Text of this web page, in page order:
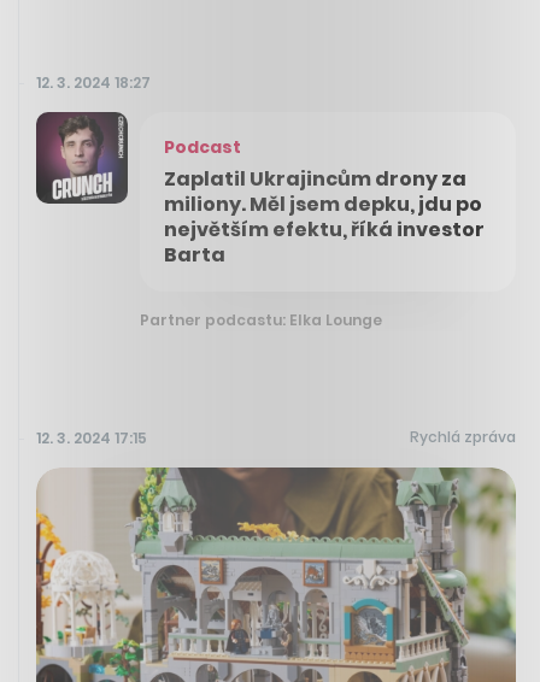
12. 3. 2024 18:27
Podcast
Zaplatil Ukrajincům drony za
miliony. Měl jsem depku, jdu po
největším efektu, říká investor
Barta
Partner podcastu: Elka Lounge
12. 3. 2024 17:15 Rychlá zpráva